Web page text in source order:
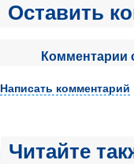
Оставить
Комментарии
Написать комментарий
Читайте